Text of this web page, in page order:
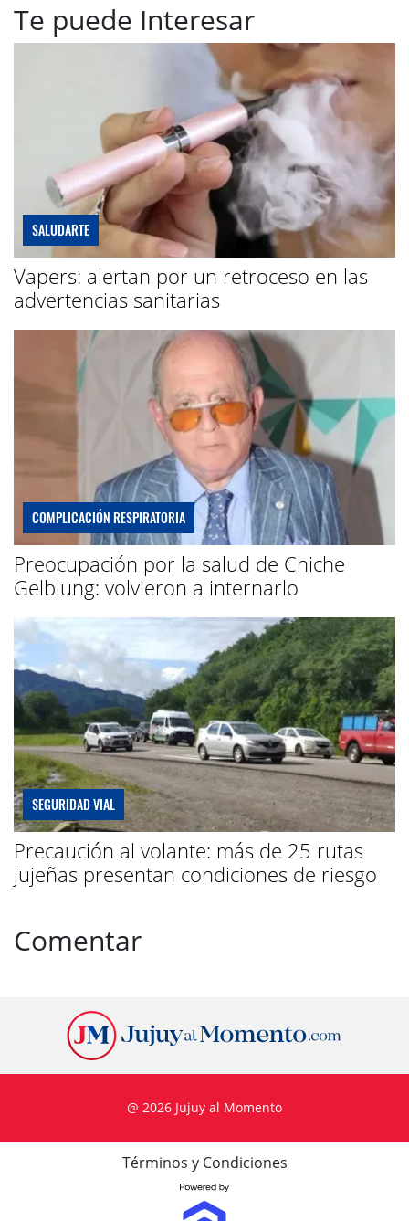
Te puede Interesar
SALUDARTE
Vapers: alertan por un retroceso en las
advertencias sanitarias
COMPLICACIÓN RESPIRATORIA
Preocupación por la salud de Chiche
Gelblung: volvieron a internarlo
SEGURIDAD VIAL
Precaución al volante: más de 25 rutas
jujeñas presentan condiciones de riesgo
Comentar
@ 2026 Jujuy al Momento
Términos y Condiciones